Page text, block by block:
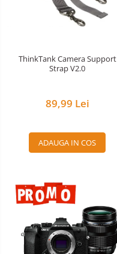
ThinkTank Camera Support
Strap V2.0
89,99 Lei
ADAUGA IN COS